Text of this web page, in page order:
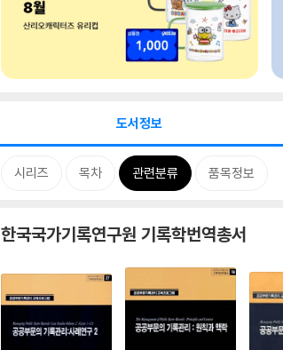
도서정보
시리즈 목차 관련분류 품목정보
한국국가기록연구원 기록학번역총서